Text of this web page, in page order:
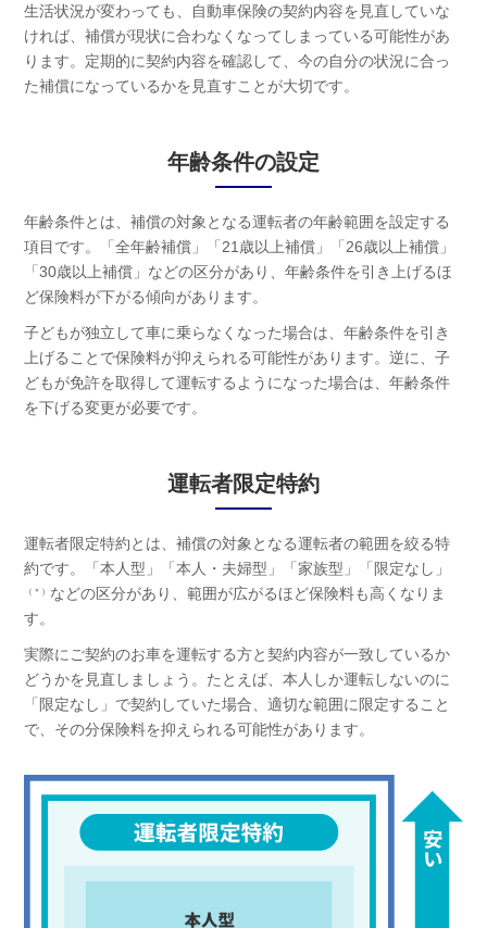
生活状況が変わっても、自動車保険の契約内容を見直していな
ければ、補償が現状に合わなくなってしまっている可能性があ
ります。定期的に契約内容を確認して、今の自分の状況に合っ
た補償になっているかを見直すことが大切です。
年齢条件の設定
年齢条件とは、補償の対象となる運転者の年齢範囲を設定する
項目です。「全年齢補償」「21歳以上補償」「26歳以上補償」
「30歳以上補償」などの区分があり、年齢条件を引き上げるほ
ど保険料が下がる傾向があります。
子どもが独立して車に乗らなくなった場合は、年齢条件を引き
上げることで保険料が抑えられる可能性があります。逆に、子
どもが免許を取得して運転するようになった場合は、年齢条件
を下げる変更が必要です。
運転者限定特約
運転者限定特約とは、補償の対象となる運転者の範囲を絞る特
約です。「本人型」「本人・夫婦型」「家族型」「限定なし」
（＊） などの区分があり、範囲が広がるほど保険料も高くなりま
す。
実際にご契約のお車を運転する方と契約内容が一致しているか
どうかを見直しましょう。たとえば、本人しか運転しないのに
「限定なし」で契約していた場合、適切な範囲に限定すること
で、その分保険料を抑えられる可能性があります。